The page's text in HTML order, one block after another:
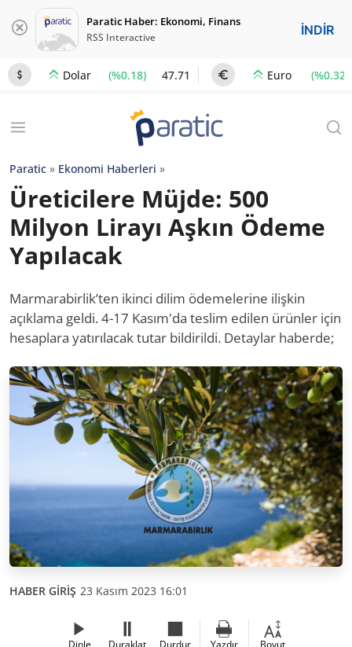
Paratic Haber: Ekonomi, Finans
RSS Interactive İNDİR
Dolar (%0.18) 47.71 Euro (%0.32)
Paratic » Ekonomi Haberleri »
Üreticilere Müjde: 500
Milyon Lirayı Aşkın Ödeme
Yapılacak
Marmarabirlik’ten ikinci dilim ödemelerine ilişkin
açıklama geldi. 4-17 Kasım'da teslim edilen ürünler için
hesaplara yatırılacak tutar bildirildi. Detaylar haberde;
HABER GİRİŞ 23 Kasım 2023 16:01
Dinle Duraklat Durdur Yazdır Boyut